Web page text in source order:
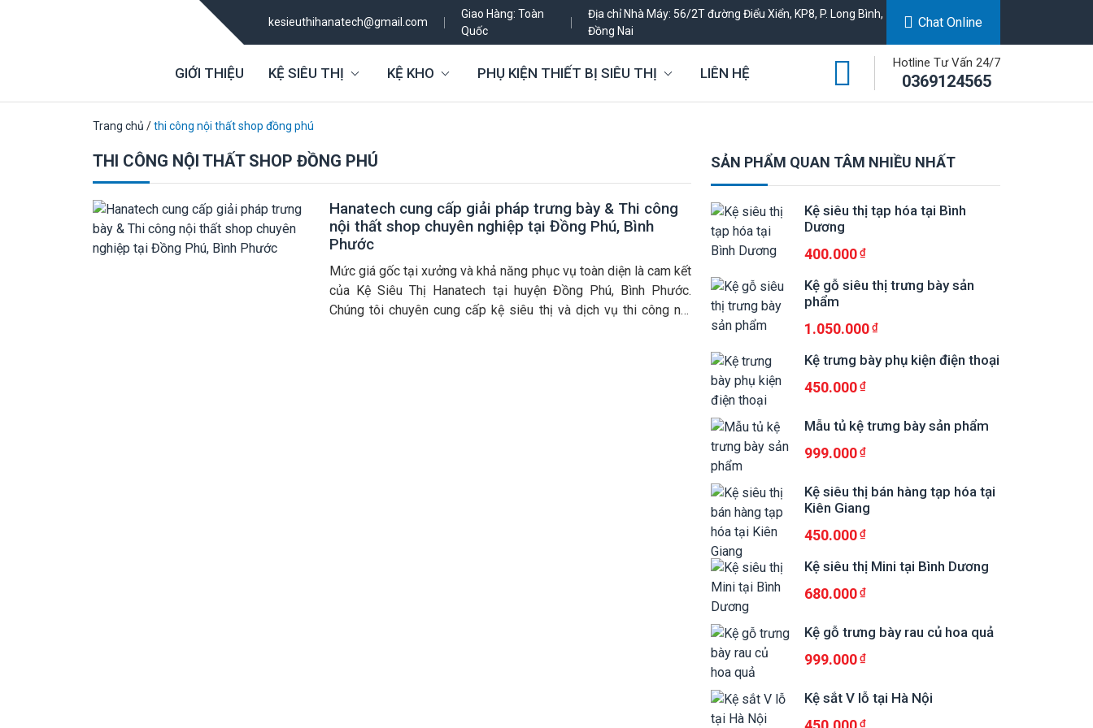
kesieuthihanatech@gmail.com
Giao Hàng: Toàn
Quốc
Địa chỉ Nhà Máy: 56/2T đường Điểu Xiển, KP8, P. Long Bình,
Đồng Nai
Chat Online
GIỚI THIỆU KỆ SIÊU THỊ KỆ KHO PHỤ KIỆN THIẾT BỊ SIÊU THỊ LIÊN HỆ
Hotline Tư Vấn 24/7
0369124565
Trang chủ /thi công nội thất shop đồng phú
THI CÔNG NỘI THẤT SHOP ĐỒNG PHÚ
Hanatech cung cấp giải pháp trưng bày & Thi công
nội thất shop chuyên nghiệp tại Đồng Phú, Bình
Phước
Mức giá gốc tại xưởng và khả năng phục vụ toàn diện là cam kết
của Kệ Siêu Thị Hanatech tại huyện Đồng Phú, Bình Phước.
Chúng tôi chuyên cung cấp kệ siêu thị và dịch vụ thi công nội
SẢN PHẨM QUAN TÂM NHIỀU NHẤT
Kệ siêu thị tạp hóa tại Bình
Dương
400.000
Kệ gỗ siêu thị trưng bày sản
phẩm
1.050.000
Kệ trưng bày phụ kiện điện thoại
450.000
Mẫu tủ kệ trưng bày sản phẩm
999.000
Kệ siêu thị bán hàng tạp hóa tại
Kiên Giang
450.000
Kệ siêu thị Mini tại Bình Dương
680.000
Kệ gỗ trưng bày rau củ hoa quả
999.000
Kệ sắt V lỗ tại Hà Nội